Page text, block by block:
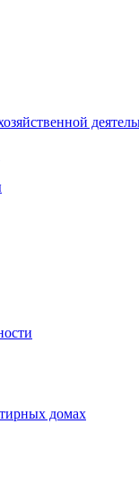
домах